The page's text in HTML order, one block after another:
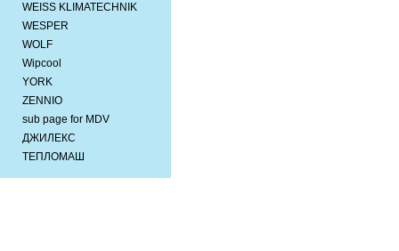
WEISS KLIMATECHNIK
WESPER
WOLF
Wipcool
YORK
ZENNIO
sub page for MDV
ДЖИЛЕКС
ТЕПЛОМАШ